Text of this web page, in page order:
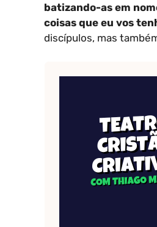
batizando-as em
coisas que eu vos
discípulos, mas